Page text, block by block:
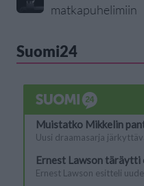
matkapuhelimiin
Suomi24